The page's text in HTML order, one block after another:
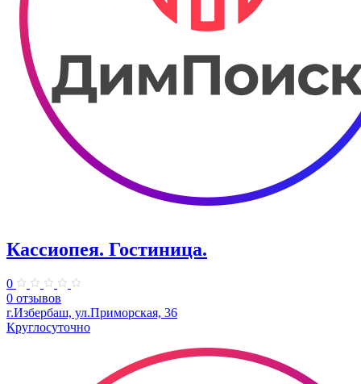
Кассиопея. Гостиница.
0
0 отзывов
г.Избербаш, ул.Приморская, 36
Круглосуточно